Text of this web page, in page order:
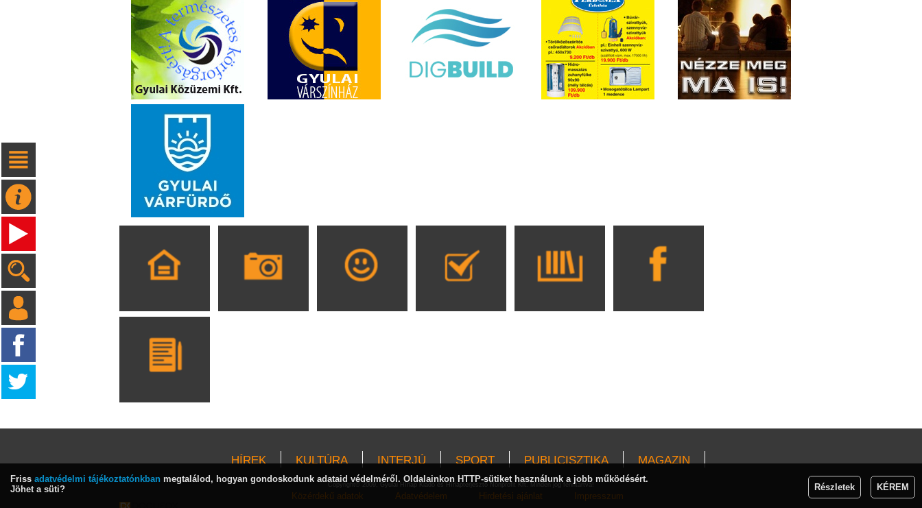
HÍREK KULTÚRA INTERJÚ SPORT PUBLICISZTIKA MAGAZIN
Copyright© 2009, Gyulai Hírlap Kiadó és Hírlapterjesztő Nonprofit Kft. Minden jog fenntartva!
Közérdekű adatok Adatvédelem Hirdetési ajánlat Impresszum
Friss adatvédelmi tájékoztatónkban megtalálod, hogyan gondoskodunk adataid védelméről. Oldalainkon HTTP-sütiket használunk a jobb működésért.
Jöhet a süti?
Részletek KÉREM